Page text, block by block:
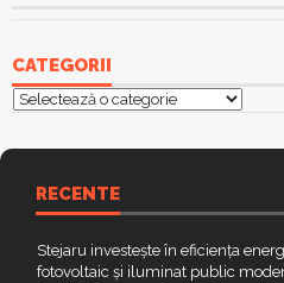
CATEGORII
Categorii
RECENTE
Stejaru investește în eficiența
fotovoltaic și iluminat public